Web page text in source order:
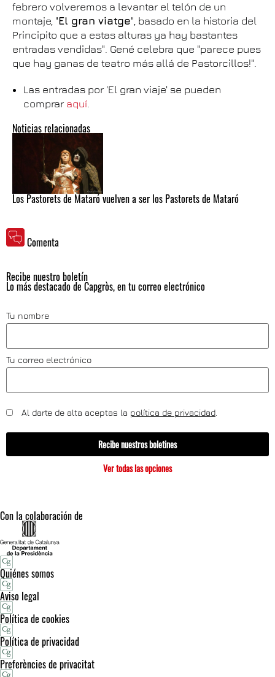
Noticias relacionadas
Los Pastorets de Mataró vuelven a ser los Pastorets de Mataró
febrero volveremos a levantar el telón de un
montaje, "El gran viatge", basado en la historia del
Principito que a estas alturas ya hay bastantes
entradas vendidas". Gené celebra que "parece pues
que hay ganas de teatro más allá de Pastorcillos!".
Las entradas por 'El gran viaje' se pueden
comprar aquí.
Comenta
Recibe nuestro boletín
Lo más destacado de Capgròs, en tu correo electrónico
Tu nombre
Tu correo electrónico
Al darte de alta aceptas la política de privacidad
Recibe nuestros boletines
Ver todas las opciones
Con la colaboración de
Quiénes somos
Aviso legal
Política de cookies
Política de privacidad
Preferències de privacitat